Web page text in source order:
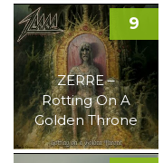
ZERRE –
Rotting On A
Golden Throne
9